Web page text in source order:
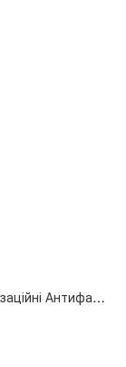
Сонцезахисні окуляри M&J Чоловічі Поляризаційні Антифара жовтий (285)